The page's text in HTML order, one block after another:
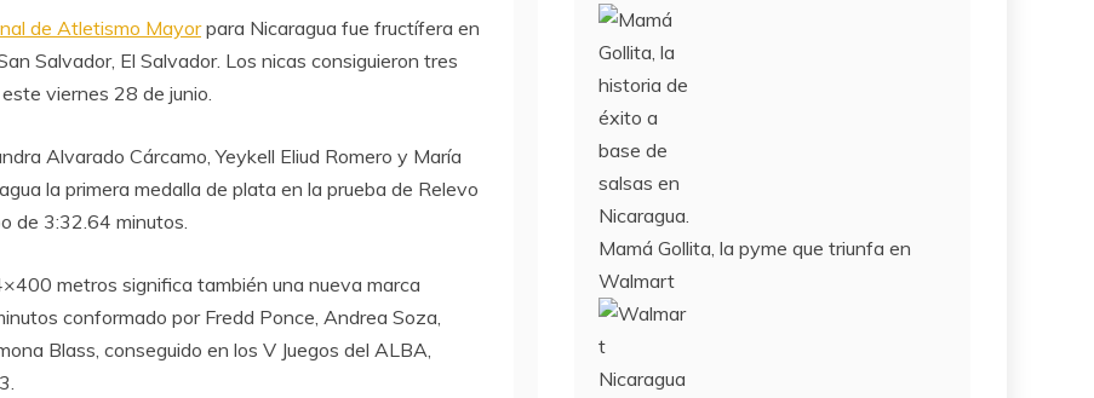
de Atletismo Mayorpara Nicaragua fue fructífera en
Salvador, El Salvador. Los nicas consiguieron tres
viernes 28 de junio.
Alvarado Cárcamo, Yeykell Eliud Romero y María
la primera medalla de plata en la prueba de Relevo
de 3:32.64 minutos.
metros significa también una nueva marca
conformado por Fredd Ponce, Andrea Soza,
Blass, conseguido en los V Juegos del ALBA,
Mamá Gollita, la pyme que triunfa en
Walmart